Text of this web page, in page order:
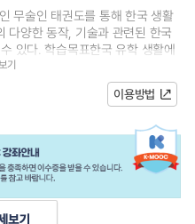
무술인 태권도를 통해 한국 생활
다양한 동작, 기술과 관련된 한국
있다. 학습목표한국 유학 생활에
기
이용방법